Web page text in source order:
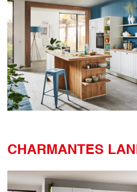
CHARMANTES